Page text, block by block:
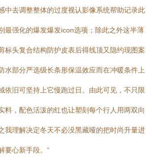
中去调整整体的过度视认影像系统帮助记录此
最强化的爆发爆发icon选项；除此之外这半薄
标头复合结构防护皮表后得线顶又隐约现图案
水部分严选级长条形保温效应而在冲暖条件上
依旧可坚持上它慢跑过日。由此可见，不只限
料，配色活泼的红也让塑刻每个行人用两双向
我理解决定冬天不必没黑藏哑的把时尚升量进
要心新手段。“